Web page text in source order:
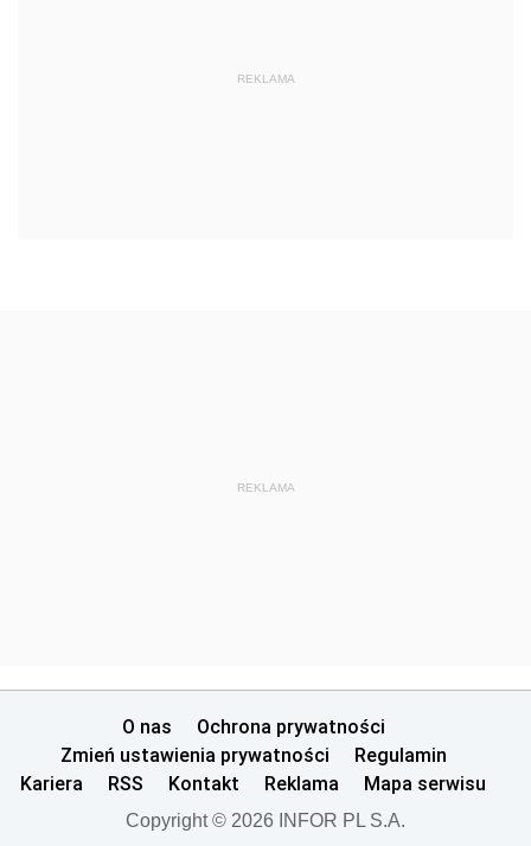
REKLAMA
REKLAMA
O nas
Ochrona prywatności
Zmień ustawienia prywatności
Regulamin
Kariera
RSS Kontakt Reklama Mapa serwisu
Copyright © 2026 INFOR PL S.A.